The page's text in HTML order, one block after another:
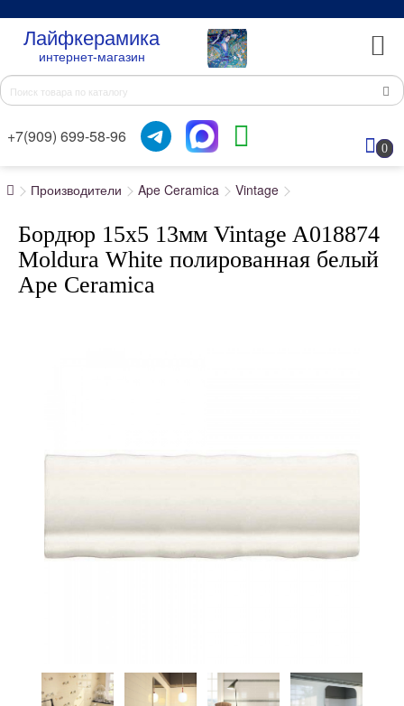
Лайфкерамика
интернет-магазин
+7(909) 699-58-96
0
Производители Ape Ceramica Vintage
Бордюр 15x5 13мм Vintage A018874
Moldura White полированная белый
Ape Ceramica